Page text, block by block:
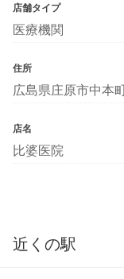
店舗タイプ
医療機関
住所
広島県庄原市中本
店名
比婆医院
近くの駅